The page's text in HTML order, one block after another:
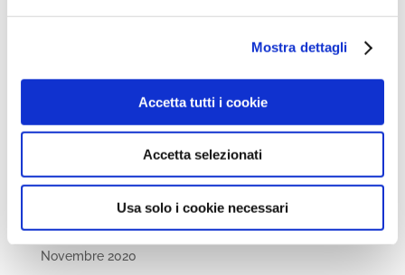
Mostra dettagli
Accetta tutti i cookie
Accetta selezionati
Usa solo i cookie necessari
Marzo 2021
Febbraio 2021
Gennaio 2021
Novembre 2020